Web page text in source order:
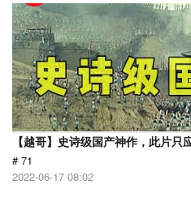
【越哥】史诗级国产神作，此片只
# 71
2022-06-17 08:02